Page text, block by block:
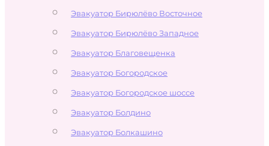
Эвакуатор Бирюлёво Восточное
Эвакуатор Бирюлёво Западное
Эвакуатор Благовещенка
Эвакуатор Богородское
Эвакуатор Богородское шоссе
Эвакуатор Болдино
Эвакуатор Болкашино